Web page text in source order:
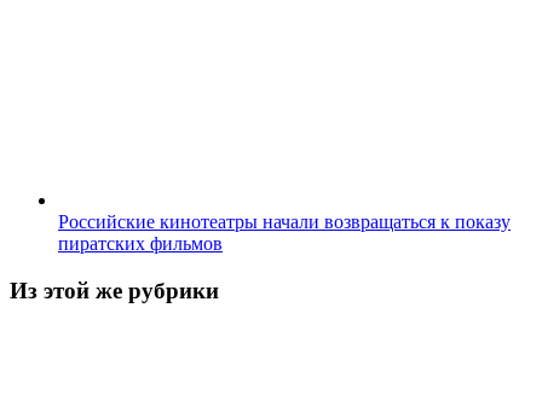
Российские кинотеатры начали возвращаться к показу
пиратских фильмов
Из этой же рубрики